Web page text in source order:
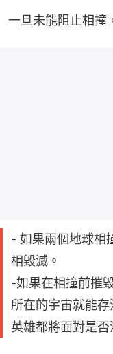
一旦未能阻止相撞
- 如果兩個地球相
相毀滅。
-如果在相撞前摧
所在的宇宙就能
英雄都將面對是否